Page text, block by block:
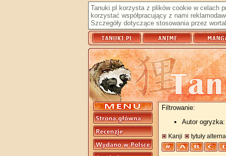
Tanuki.pl korzysta z plików cookie w celach
korzystać współpracujący z nami
Szczegóły dotyczące stosowania przez
Filtrowanie:
Autor
Kanji tytuły